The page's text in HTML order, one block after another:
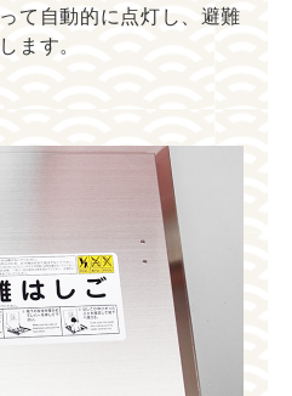
て自動的に点灯し、避難
ます。